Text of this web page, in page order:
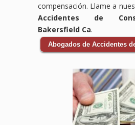
compensación. Llame a
Accidentes de
Bakersfield Ca.
Abogados de Accidentes